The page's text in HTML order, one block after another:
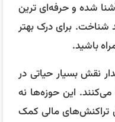
شده و حرفه‌ای ترین
شناخت. برای درک بهتر
باشید.
نقش بسیار حیاتی در
این حوزه‌ها نه
تراکنش‌های مالی کمک